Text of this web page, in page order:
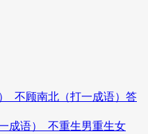
_不顾南北（打一成语）答
成语）_不重生男重生女